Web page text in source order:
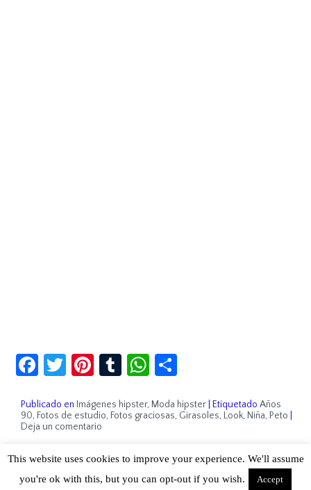
Facebook
Twitter
Pinterest
TumblrWhatsApp
Publicado en Imágenes hipster, Moda hipster |Etiquetado Años
90, Fotos de estudio, Fotos graciosas, Girasoles, Look, Niña, Peto
Deja un comentario
Sobre Cuánto Hipster | Aviso legal |Contacto
This website uses cookies to improve your experience. We'll assume
you're ok with this, but you can opt-out if you wish.
Accept